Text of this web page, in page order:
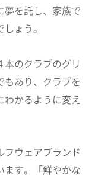
夢を託し、家族で
ょう。
のクラブのグリ
もあり、クラブを
かるように変え
ウェアブランド
ます。「鮮やかな